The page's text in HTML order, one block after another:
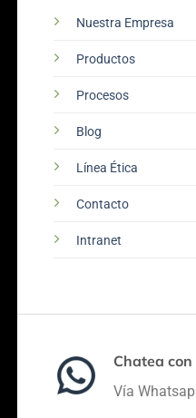
Nuestra Empresa
Productos
Procesos
Blog
Línea Ética
Contacto
Intranet
Chatea
Vía